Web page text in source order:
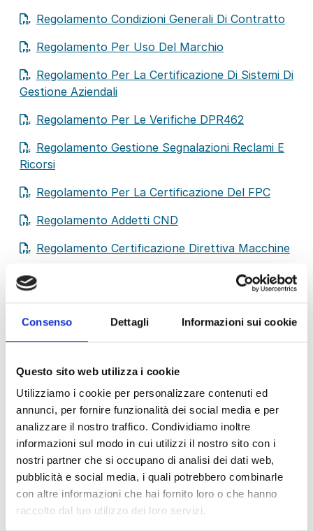
Consenso Dettagli Informazioni sui cookie
Questo sito web utilizza i cookie
Utilizziamo i cookie per personalizzare contenuti ed
annunci, per fornire funzionalità dei social media e per
analizzare il nostro traffico. Condividiamo inoltre
informazioni sul modo in cui utilizzi il nostro sito con i
nostri partner che si occupano di analisi dei dati web,
pubblicità e social media, i quali potrebbero combinarle
con altre informazioni che hai fornito loro o che hanno
raccolto dal tuo utilizzo dei loro servizi.
Regolamento Condizioni Generali Di Contratto
Regolamento Per Uso Del Marchio
Regolamento Per La Certificazione Di Sistemi Di
Gestione Aziendali
Regolamento Per Le Verifiche DPR462
Regolamento Gestione Segnalazioni Reclami E
Ricorsi
Regolamento Per La Certificazione Del FPC
Regolamento Addetti CND
Regolamento Certificazione Direttiva Macchine
Regolamento Per La Certificazione Degli
Impianti Ascensore
Regolamento Per la Certificazione Di
Attrezzature A Pressione PED
Regolamento Verifiche PA-SA Ascensori
Regolamento Per La Certificazione Direttiva
Rumore
Regolamento Per La Verifica Delle Attrezzature
A Pressione Trasportabili TPED
Regolamento Giunzioni Permanenti e Personale
Addetto
Regolamento Verifica SG Per La Garanzia Della